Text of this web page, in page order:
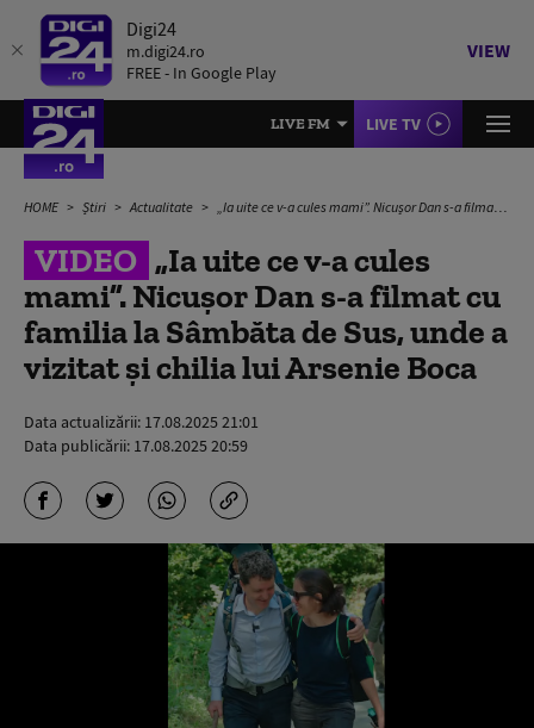
Digi24
m.digi24.ro
FREE - In Google Play
VIEW
LIVE FM LIVE TV
HOME Știri Actualitate „Ia uite ce v-a cules mami”. Nicușor Dan s-a filmat cu familia la Sâmbăta de Sus, unde a vizitat și chilia lui Arsenie Boca
VIDEO „Ia uite ce v-a cules
mami”. Nicușor Dan s-a filmat cu
familia la Sâmbăta de Sus, unde a
vizitat și chilia lui Arsenie Boca
Data actualizării: 17.08.2025 21:01
Data publicării: 17.08.2025 20:59